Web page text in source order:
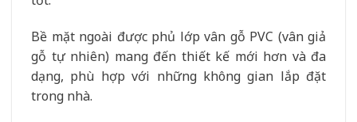
Bề mặt ngoài được phủ lớp vân gỗ PVC (vân giả
gỗ tự nhiên) mang đến thiết kế mới hơn và đa
dạng, phù hợp với những không gian lắp đặt
trong nhà.